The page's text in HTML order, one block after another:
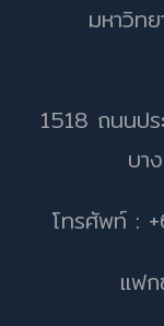
มหาวิท
1518 ถนนปร
บา
โทรศัพท์ :
แฟ